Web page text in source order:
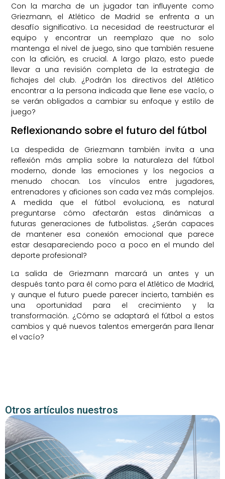
Con la marcha de un jugador tan influyente como
Griezmann, el Atlético de Madrid se enfrenta a un
desafío significativo. La necesidad de reestructurar el
equipo y encontrar un reemplazo que no solo
mantenga el nivel de juego, sino que también resuene
con la afición, es crucial. A largo plazo, esto puede
llevar a una revisión completa de la estrategia de
fichajes del club. ¿Podrán los directivos del Atlético
encontrar a la persona indicada que llene ese vacío, o
se verán obligados a cambiar su enfoque y estilo de
juego?
Reflexionando sobre el futuro del fútbol
La despedida de Griezmann también invita a una
reflexión más amplia sobre la naturaleza del fútbol
moderno, donde las emociones y los negocios a
menudo chocan. Los vínculos entre jugadores,
entrenadores y aficiones son cada vez más complejos.
A medida que el fútbol evoluciona, es natural
preguntarse cómo afectarán estas dinámicas a
futuras generaciones de futbolistas. ¿Serán capaces
de mantener esa conexión emocional que parece
estar desapareciendo poco a poco en el mundo del
deporte profesional?
La salida de Griezmann marcará un antes y un
después tanto para él como para el Atlético de Madrid,
y aunque el futuro puede parecer incierto, también es
una oportunidad para el crecimiento y la
transformación. ¿Cómo se adaptará el fútbol a estos
cambios y qué nuevos talentos emergerán para llenar
el vacío?
Otros artículos nuestros